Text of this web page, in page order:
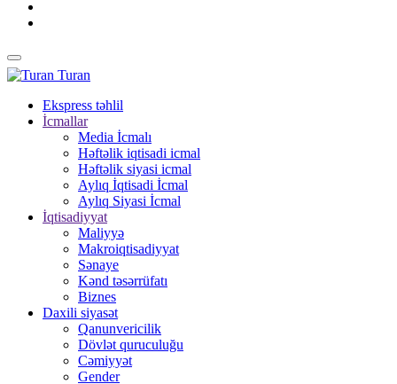
Turan
Ekspress təhlil
İcmallar
Media İcmalı
Həftəlik iqtisadi icmal
Həftəlik siyasi icmal
Aylıq İqtisadi İcmal
Aylıq Siyasi İcmal
İqtisadiyyat
Maliyyə
Makroiqtisadiyyat
Sənaye
Kənd təsərrüfatı
Biznes
Daxili siyasət
Qanunvericilik
Dövlət quruculuğu
Cəmiyyət
Gender